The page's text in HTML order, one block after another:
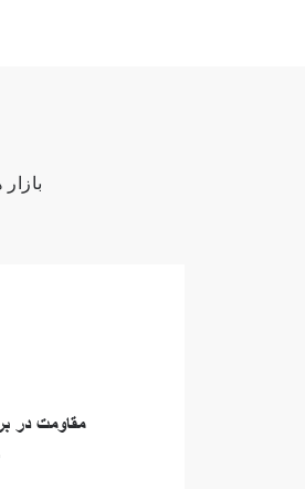
مقاومت در